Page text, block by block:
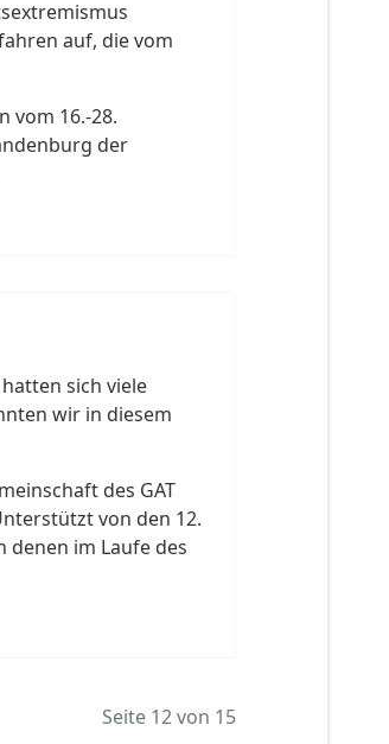
auf, die vom
vom 16.-28.
der
sich viele
wir in diesem
des GAT
von den 12.
denen im Laufe des
Seite 12 von 15